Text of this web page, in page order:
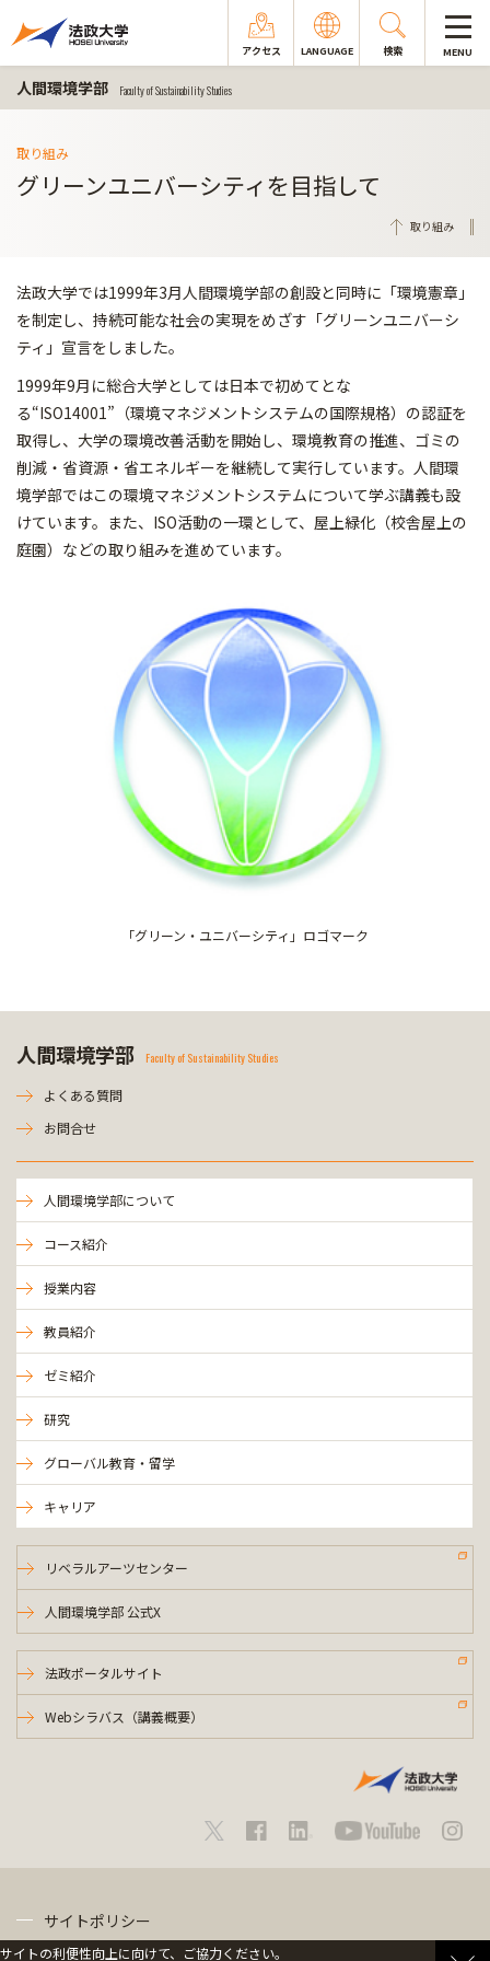
アクセス LANGUAGE 検索 MENU
人間環境学部 Faculty of Sustainability Studies
取り組み
グリーンユニバーシティを目指して
取り組み
法政大学では1999年3月人間環境学部の創設と同時に「環境憲章」
を制定し、持続可能な社会の実現をめざす「グリーンユニバーシ
ティ」宣言をしました。
1999年9月に総合大学としては日本で初めてとな
る“ISO14001”（環境マネジメントシステムの国際規格）の認証を
取得し、大学の環境改善活動を開始し、環境教育の推進、ゴミの
削減・省資源・省エネルギーを継続して実行しています。人間環
境学部ではこの環境マネジメントシステムについて学ぶ講義も設
けています。また、ISO活動の一環として、屋上緑化（校舎屋上の
庭園）などの取り組みを進めています。
「グリーン・ユニバーシティ」ロゴマーク
人間環境学部 Faculty of Sustainability Studies
よくある質問
お問合せ
人間環境学部について
コース紹介
授業内容
教員紹介
ゼミ紹介
研究
グローバル教育・留学
キャリア
リベラルアーツセンター
人間環境学部 公式X
法政ポータルサイト
Webシラバス（講義概要）
サイトポリシー
サイトの利便性向上に向けて、ご協力ください。